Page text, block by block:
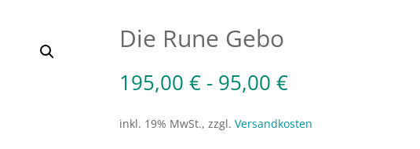
Die Rune Gebo
195,00 €- 95,00 €
inkl. 19% MwSt., zzgl. Versandkosten